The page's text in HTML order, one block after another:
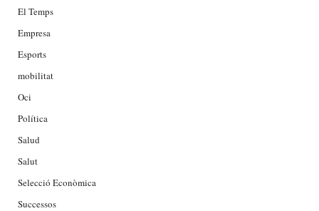
El Temps
Empresa
Esports
mobilitat
Oci
Política
Salud
Salut
Selecció Econòmica
Successos